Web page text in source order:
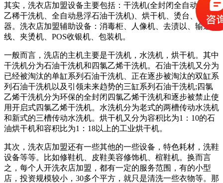
其实，洗衣店加盟设备主要包括：干洗机(全封闭全自动四氯
乙稀干洗机、全自动悬浮石油干洗机)、烘干机、烫台、发生
器。洗衣店加盟辅助设备：消毒柜、人像机、去渍以、输送
线、夹烫机、POS收银机、包装机。
一般而言，洗店的主机主要是干洗机，水洗机，烘干机。其中
干洗机分为石油干洗机和四氯乙烯干洗机。石油干洗机又分为
已经被淘汰的单缸系列石油干洗机、正在逐步被淘汰的双缸系
列石油干洗机以及引领未来趋势的三缸系列石油干洗机;四氯
乙烯干洗机分为环保的全封闭四氯乙烯干洗机和逐步被禁止使
用开启式四氯乙烯干洗机。水洗机分为老式的两槽传动水洗机
和新式的三槽传动水洗机。烘干机又分为容积比为1：10的石
油烘干机和容积比为1：18以上的工业烘干机。
其次，洗衣店加盟还有一些其他的一些设备，特色耗材，洗鞋
设备等等。比如修鞋机、皮鞋美容修饰机、楦鞋机。换而言
之，每个人开洗衣店加盟，都有一定的服务范围，有的小型
店，投资规模较小，30多个平方，就只是清洗一些衣物等。那